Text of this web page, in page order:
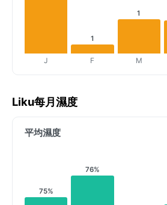
J
1
F
1
M
Liku每月濕度
平均濕度
75%
76%